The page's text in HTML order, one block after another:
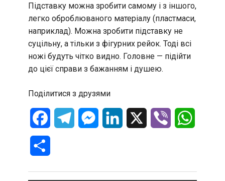
Підставку можна зробити самому і з іншого,
легко оброблюваного матеріалу (пластмаси,
наприклад). Можна зробити підставку не
суцільну, а тільки з фігурних рейок. Тоді всі
ножі будуть чітко видно. Головне — підійти
до цієї справи з бажанням і душею.
Поділитися з друзями
FacebookTelegramMessenger
LinkedIn Viber